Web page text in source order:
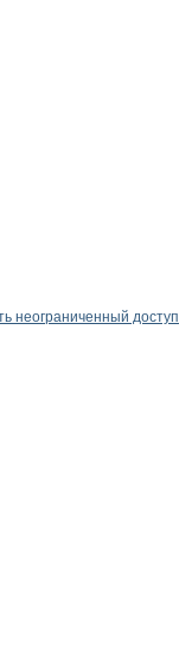
неограниченный доступ